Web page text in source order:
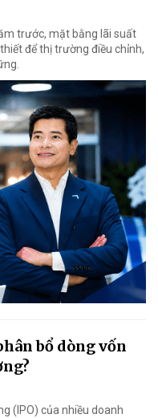
trước, mặt bằng lãi suất
để thị trường điều chỉnh,
bổ dòng vốn
(IPO) của nhiều doanh